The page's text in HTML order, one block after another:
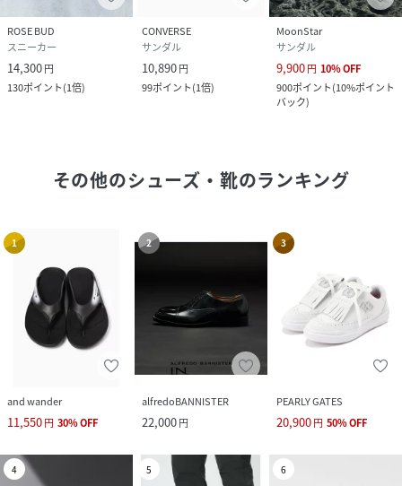
ROSE BUD
スニーカー
14,300円
130ポイント(1倍)
CONVERSE
サンダル
10,890円
99ポイント(1倍)
MoonStar
サンダル
9,900円 10%OFF
900ポイント(10%ポイント
バック)
その他のシューズ・靴のランキング
1
and wander
11,550円 30%OFF
2
alfredoBANNISTER
22,000円
3
PEARLY GATES
20,900円 50%OFF
4 5 6